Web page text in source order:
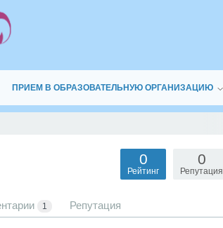
ПРИЕМ В ОБРАЗОВАТЕЛЬНУЮ ОРГАНИЗАЦИЮ
0
Репутация
0
Рейтинг
1 Репутация